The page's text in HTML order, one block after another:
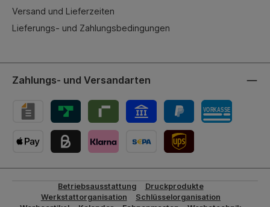
Versand und Lieferzeiten
Lieferungs- und Zahlungsbedingungen
Zahlungs- und Versandarten
Betriebsausstattung
Druckprodukte
Werkstattorganisation
Schlüsselorganisation